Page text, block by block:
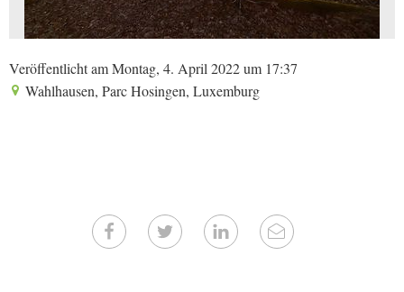
Veröffentlicht am Montag, 4. April 2022 um 17:37
Wahlhausen, Parc Hosingen, Luxemburg